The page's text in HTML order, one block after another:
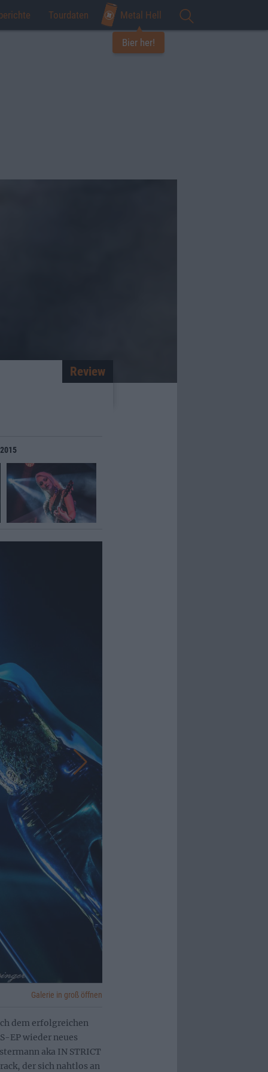
Tourdaten Metal Hell
Bier her!
Review
Galerie in groß öffnen
dem erfolgreichen
EP wieder neues
aka IN STRICT
der sich nahtlos an